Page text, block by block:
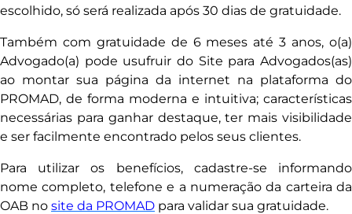
escolhido, só será realizada após 30 dias de gratuidade.
Também com gratuidade de 6 meses até 3 anos, o(a)
Advogado(a) pode usufruir do Site para Advogados(as)
ao montar sua página da internet na plataforma do
PROMAD, de forma moderna e intuitiva; características
necessárias para ganhar destaque, ter mais visibilidade
e ser facilmente encontrado pelos seus clientes.
Para utilizar os benefícios, cadastre-se informando
nome completo, telefone e a numeração da carteira da
OAB no site da PROMAD para validar sua gratuidade.